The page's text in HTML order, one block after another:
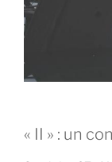
« II » : un